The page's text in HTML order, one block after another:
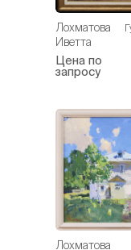
Лохматова
Иветта
Цена по
запросу
Лохматова